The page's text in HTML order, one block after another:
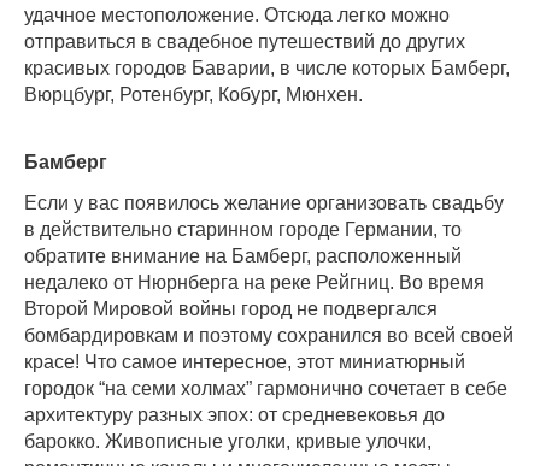
удачное местоположение. Отсюда легко можно
отправиться в свадебное путешествий до других
красивых городов Баварии, в числе которых Бамберг,
Вюрцбург, Ротенбург, Кобург, Мюнхен.
Бамберг
Если у вас появилось желание организовать свадьбу
в действительно старинном городе Германии, то
обратите внимание на Бамберг, расположенный
недалеко от Нюрнберга на реке Рейгниц. Во время
Второй Мировой войны город не подвергался
бомбардировкам и поэтому сохранился во всей своей
красе! Что самое интересное, этот миниатюрный
городок “на семи холмах” гармонично сочетает в себе
архитектуру разных эпох: от средневековья до
барокко. Живописные уголки, кривые улочки,